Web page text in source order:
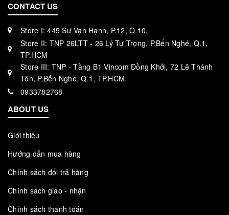
CONTACT US
Store I: 445 Sư Vạn Hạnh, P.12, Q.10.
Store II: TNP 26LTT - 26 Lý Tự Trọng, P.Bến Nghé, Q.1,
TP.HCM
Store III: TNP - Tầng B1 Vincom Đồng Khởi, 72 Lê Thánh
Tôn, P.Bến Nghé, Q.1, TP.HCM.
0933782768
ABOUT US
Giới thiệu
Hướng dẫn mua hàng
Chính sách đổi trả hàng
Chính sách giao - nhận
Chính sách thanh toán